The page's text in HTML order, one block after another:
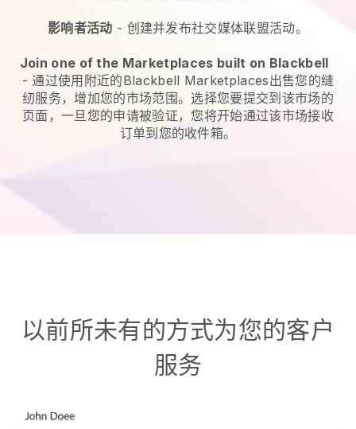
影响者活动 - 创建并发布社交媒体联盟活动。
Join one of the Marketplaces built on Blackbell
-通过使用附近的Blackbell Marketplaces出售您的缝
纫服务，增加您的市场范围。 选择您要提交到该市场的
页面，一旦您的申请被验证，您将开始通过该市场接收
订单到您的收件箱。
以前所未有的方式为您的客户
服务